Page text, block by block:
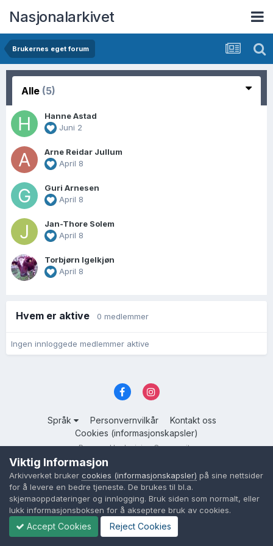
Nasjonalarkivet
Brukernes eget forum
Alle (5)
Hanne Astad
Juni 2
Arne Reidar Jullum
April 8
Guri Arnesen
April 8
Jan-Thore Solem
April 8
Torbjørn Igelkjøn
April 8
Hvem er aktive 0 medlemmer
Ingen innloggede medlemmer aktive
Språk Personvernvilkår
Kontakt oss
Cookies (informasjonskapsler)
Powered by Invision Community
Viktig Informasjon
Arkivverket bruker cookies (informasjonskapsler) på sine nettsider
for å levere en bedre tjeneste. De brukes til bl.a.
skjemaoppdateringer og innlogging. Bruk siden som normalt, eller
lukk informasjonsboksen for å akseptere bruk av cookies.
Accept Cookies Reject Cookies